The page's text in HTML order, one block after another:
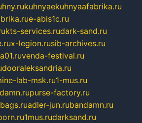
kuhnyaekuhnyaafabrika.ru
e-abis1c.ru
kts-services.rudark-sand.ru
x-legion.rusib-archives.ru
venda-festival.ru
dooraleksandria.ru
lab-msk.ru1-mus.ru
purse-factory.ru
adler-jun.rubandamn.ru
1mus.rudarksand.ru